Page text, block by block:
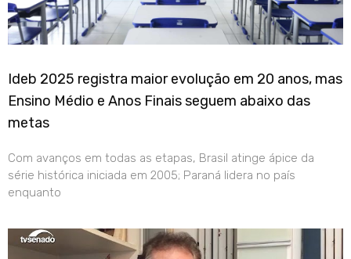
Ideb 2025 registra maior evolução em 20 anos, mas
Ensino Médio e Anos Finais seguem abaixo das
metas
Com avanços em todas as etapas, Brasil atinge ápice da
série histórica iniciada em 2005; Paraná lidera no país
enquanto